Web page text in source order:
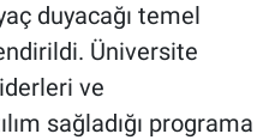
duyacağı temel
Üniversite
ve
sağladığı programa